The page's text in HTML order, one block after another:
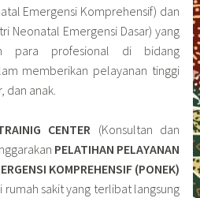
Emergensi Komprehensif) dan
Neonatal Emergensi Dasar) yang
para profesional di bidang
memberikan pelayanan tinggi
dan anak.
CENTER (Konsultan dan
PELATIHAN PELAYANAN
KOMPREHENSIF (PONEK)
sakit yang terlibat langsung